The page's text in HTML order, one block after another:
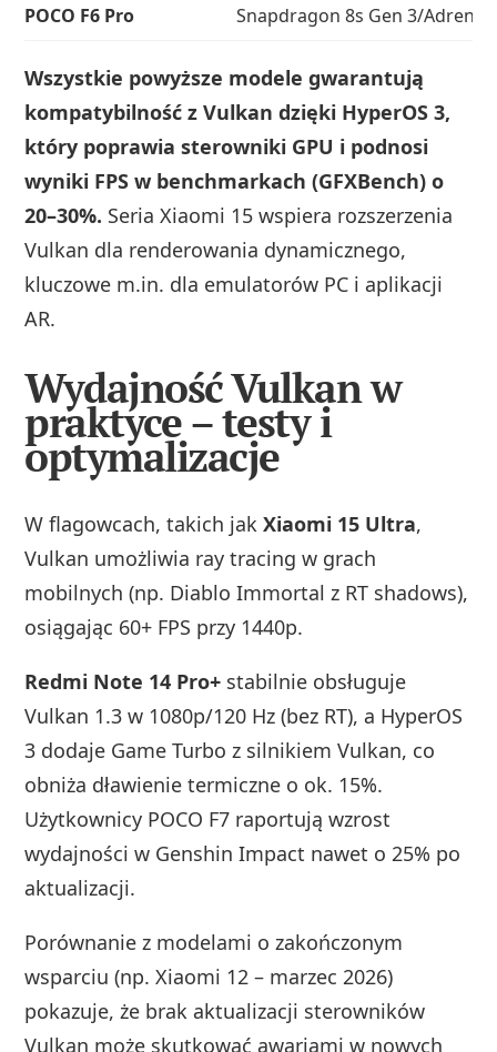
POCO F6 Pro Snapdragon 8s Gen 3/Adreno
Wszystkie powyższe modele gwarantują
kompatybilność z Vulkan dzięki HyperOS 3,
który poprawia sterowniki GPU i podnosi
wyniki FPS w benchmarkach (GFXBench) o
20–30%. Seria Xiaomi 15 wspiera rozszerzenia
Vulkan dla renderowania dynamicznego,
kluczowe m.in. dla emulatorów PC i aplikacji
AR.
Wydajność Vulkan w
praktyce – testy i
optymalizacje
W flagowcach, takich jakXiaomi 15 Ultra,
Vulkan umożliwia ray tracing w grach
mobilnych (np. Diablo Immortal z RT shadows),
osiągając 60+ FPS przy 1440p.
Redmi Note 14 Pro+ stabilnie obsługuje
Vulkan 1.3 w 1080p/120 Hz (bez RT), a HyperOS
3 dodaje Game Turbo z silnikiem Vulkan, co
obniża dławienie termiczne o ok. 15%.
Użytkownicy POCO F7 raportują wzrost
wydajności w Genshin Impact nawet o 25% po
aktualizacji.
Porównanie z modelami o zakończonym
wsparciu (np. Xiaomi 12 – marzec 2026)
pokazuje, że brak aktualizacji sterowników
Vulkan może skutkować awariami w nowych